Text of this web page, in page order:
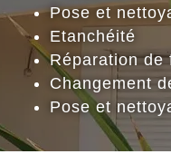
Pose et
Etanchéité
Réparation de
Changement
Pose et